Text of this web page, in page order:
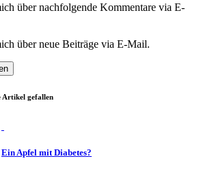
über nachfolgende Kommentare via E-
über neue Beiträge via E-Mail.
Artikel gefallen
Ein Apfel mit Diabetes?